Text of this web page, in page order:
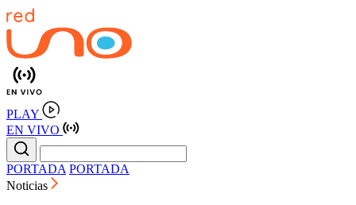
PLAY
EN VIVO
PORTADA PORTADA
Noticias